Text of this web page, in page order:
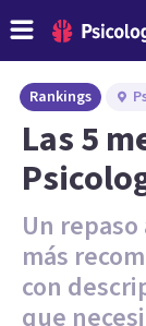
Rankings
Las 5
Un
más
con
que